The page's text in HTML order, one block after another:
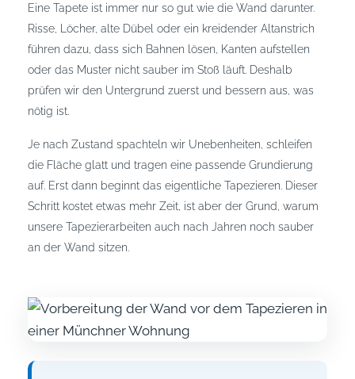
Eine Tapete ist immer nur so gut wie die Wand darunter.
Risse, Löcher, alte Dübel oder ein kreidender Altanstrich
führen dazu, dass sich Bahnen lösen, Kanten aufstellen
oder das Muster nicht sauber im Stoß läuft. Deshalb
prüfen wir den Untergrund zuerst und bessern aus, was
nötig ist.
Je nach Zustand spachteln wir Unebenheiten, schleifen
die Fläche glatt und tragen eine passende Grundierung
auf. Erst dann beginnt das eigentliche Tapezieren. Dieser
Schritt kostet etwas mehr Zeit, ist aber der Grund, warum
unsere Tapezierarbeiten auch nach Jahren noch sauber
an der Wand sitzen.